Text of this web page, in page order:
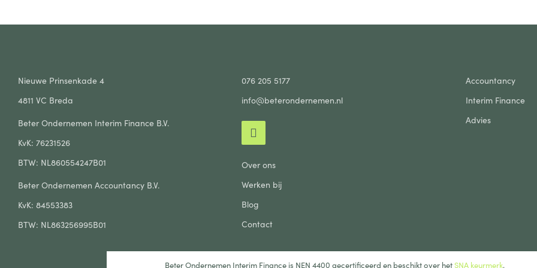
Nieuwe Prinsenkade 4
4811 VC Breda
Beter Ondernemen Interim Finance B.V.
KvK: 76231526
BTW: NL860554247B01
Beter Ondernemen Accountancy B.V.
KvK: 84553383
BTW: NL863256995B01
076 205 5177
info@beterondernemen.nl
Over ons
Werken bij
Blog
Contact
Accountancy
Interim Finance
Advies
Beter Ondernemen Interim Finance is NEN 4400 gecertificeerd en beschikt over hetSNA keurmerk.